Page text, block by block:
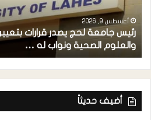
أغسطس 9, 2026
رئيس جامعة لحج يصدر قرارات
والعلوم الصحية ونواب له …
أضيف حديثاً